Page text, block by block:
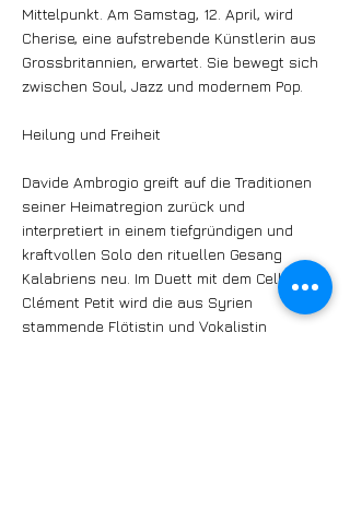
Mittelpunkt. Am Samstag, 12. April, wird
Cherise, eine aufstrebende Künstlerin aus
Grossbritannien, erwartet. Sie bewegt sich
zwischen Soul, Jazz und modernem Pop.
Heilung und Freiheit
Davide Ambrogio greift auf die Traditionen
seiner Heimatregion zurück und
interpretiert in einem tiefgründigen und
kraftvollen Solo den rituellen Gesang
Kalabriens neu. Im Duett mit dem Cellisten
Clément Petit wird die aus Syrien
stammende Flötistin und Vokalistin